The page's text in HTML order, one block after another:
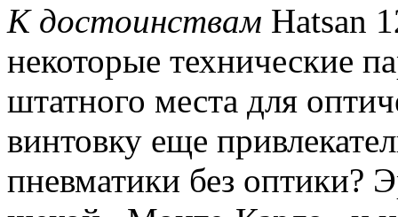
К достоинствам Hatsan
некоторые технические
штатного места для
винтовку еще
пневматики без оптики?